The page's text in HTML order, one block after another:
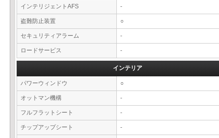
インテリジェントAFS -
盗難防止装置 ○
セキュリティアラーム -
ロードサービス -
インテリア
パワーウィンドウ ○
オットマン機構 -
フルフラットシート -
チップアップシート -